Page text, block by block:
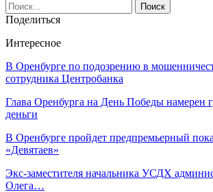
Поделиться
Интересное
В Оренбурге по подозрению в
сотрудника Центробанка
Глава Оренбурга на День Победы намерен
деньги
В Оренбурге пройдет предпремьерный
«Девятаев»
Экс-заместителя начальника УСДХ
Олега…